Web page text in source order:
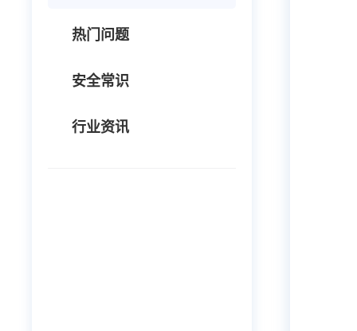
热门问题
安全常识
行业资讯